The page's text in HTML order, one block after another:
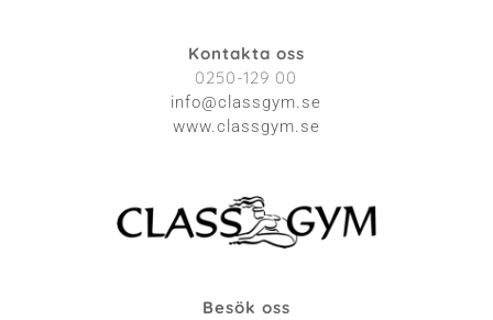
Kontakta oss
0250-129 00
info@classgym.se
www.classgym.se
Besök oss